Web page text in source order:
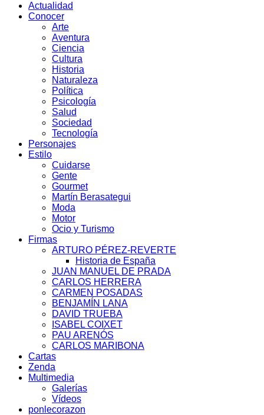
Actualidad
Conocer
Arte
Aventura
Ciencia
Cultura
Historia
Naturaleza
Política
Psicología
Salud
Sociedad
Tecnología
Personajes
Estilo
Cuidarse
Gente
Gourmet
Martín Berasategui
Moda
Motor
Ocio y Turismo
Firmas
ARTURO PÉREZ-REVERTE
Historia de España
JUAN MANUEL DE PRADA
CARLOS HERRERA
CARMEN POSADAS
BENJAMÍN LANA
DAVID TRUEBA
ISABEL COIXET
PAU ARENÓS
CARLOS MARIBONA
Cartas
Zenda
Multimedia
Galerías
Vídeos
ponlecorazon